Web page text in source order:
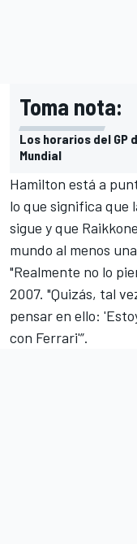
Toma nota:
Los horarios del GP
Mundial
Hamilton está a
lo que significa que
sigue y que
mundo al menos
"Realmente no lo
2007. "Quizás, tal
pensar en ello:
con Ferrari'”.